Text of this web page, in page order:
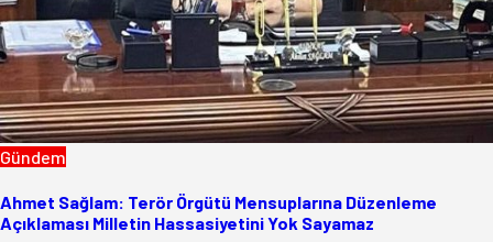
Gündem
Ahmet Sağlam: Terör Örgütü Mensuplarına Düzenleme
Açıklaması Milletin Hassasiyetini Yok Sayamaz